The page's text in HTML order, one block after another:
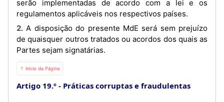
serão implementadas de acordo com a lei e os
regulamentos aplicáveis nos respectivos países.
2. A disposição do presente MdE será sem prejuízo
de quaisquer outros tratados ou acordos dos quais as
Partes sejam signatárias.
⇡ Início da Página
Artigo 19.º Práticas corruptas e fraudulentas